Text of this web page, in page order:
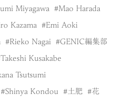
Miyagawa Mao Harada
Kazama Emi Aoki
Rieko Nagai GENIC編集部
Takeshi Kusakabe
Tsutsumi
Shinya Kondou 土肥 花